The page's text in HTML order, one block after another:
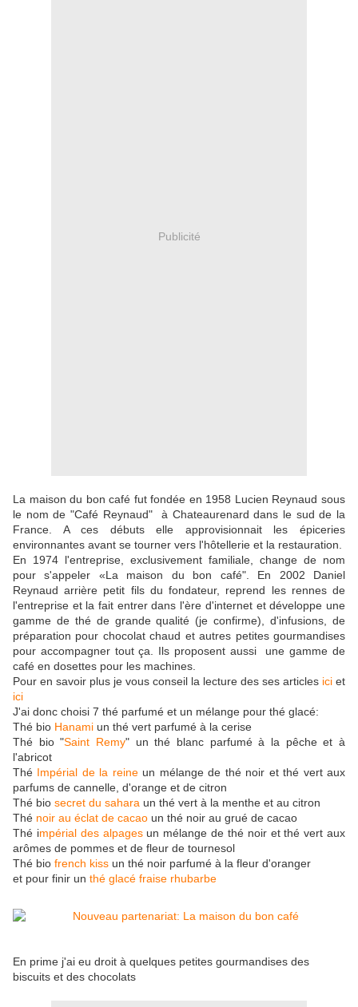
Publicité
La maison du bon café fut fondée en 1958 Lucien Reynaud sous
le nom de "Café Reynaud" à Chateaurenard dans le sud de la
France. A ces débuts elle approvisionnait les épiceries
environnantes avant se tourner vers l'hôtellerie et la restauration.
En 1974 l'entreprise, exclusivement familiale, change de nom
pour s'appeler «La maison du bon café". En 2002 Daniel
Reynaud arrière petit fils du fondateur, reprend les rennes de
l'entreprise et la fait entrer dans l'ère d'internet et développe une
gamme de thé de grande qualité (je confirme), d'infusions, de
préparation pour chocolat chaud et autres petites gourmandises
pour accompagner tout ça. Ils proposent aussi une gamme de
café en dosettes pour les machines.
Pour en savoir plus je vous conseil la lecture des ses articles ici et
ici
J'ai donc choisi 7 thé parfumé et un mélange pour thé glacé:
Thé bio Hanami un thé vert parfumé à la cerise
Thé bio "Saint Remy" un thé blanc parfumé à la pêche et à
l'abricot
Thé Impérial de la reineun mélange de thé noir et thé vert aux
parfums de cannelle, d'orange et de citron
Thé bio secret du sahara un thé vert à la menthe et au citron
Thé noir au éclat de cacao un thé noir au grué de cacao
Thé impérial des alpagesun mélange de thé noir et thé vert aux
arômes de pommes et de fleur de tournesol
Thé bio french kiss un thé noir parfumé à la fleur d'oranger
et pour finir un thé glacé fraise rhubarbe
En prime j'ai eu droit à quelques petites gourmandises des
biscuits et des chocolats